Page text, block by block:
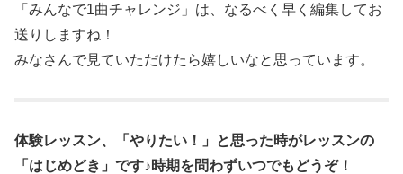
「みんなで1曲チャレンジ」は、なるべく早く編集してお
送りしますね！
みなさんで見ていただけたら嬉しいなと思っています。
体験レッスン、「やりたい！」と思った時がレッスンの
「はじめどき」です♪時期を問わずいつでもどうぞ！